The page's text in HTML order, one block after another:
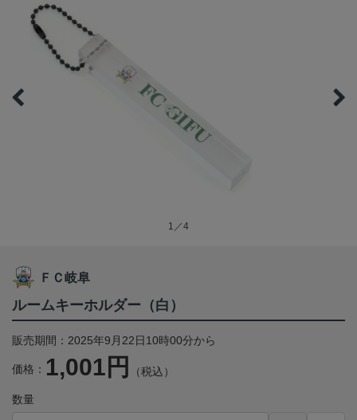
1／4
ＦＣ岐阜
ルームキーホルダー（白）
販売期間：2025年9月22日10時00分から
価格： 1,001円 （税込）
数量